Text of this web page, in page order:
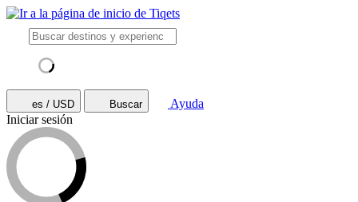
es / USD Buscar
Ayuda
Iniciar sesión